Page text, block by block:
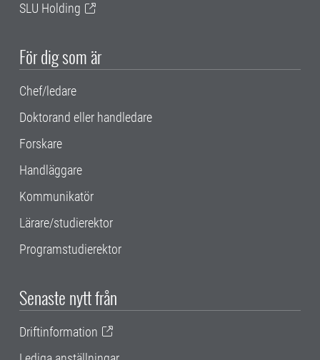
SLU Holding
För dig som är
Chef/ledare
Doktorand eller handledare
Forskare
Handläggare
Kommunikatör
Lärare/studierektor
Programstudierektor
Senaste nytt från
Driftinformation